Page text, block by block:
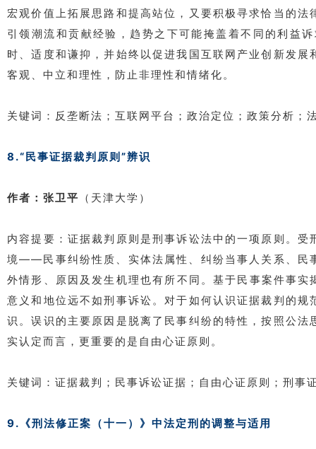
宏观价值上拓展思路和提高站位，又要积极寻求恰当的
引领潮流和贡献经验，趋势之下可能掩盖着不同的利益
时、适度和谦抑，并始终以促进我国互联网产业创新发
客观、中立和理性，防止非理性和情绪化。
关键词：反垄断法；互联网平台；政治定位；政策分析；
8.“民事证据裁判原则”辨识
作者：张卫平 （天津大学）
内容提要：证据裁判原则是刑事诉讼法中的一项原则。
境——民事纠纷性质、实体法属性、纠纷当事人关系、民
外情形、原因及发生机理也有所不同。基于民事案件事
意义和地位远不如刑事诉讼。对于如何认识证据裁判的
识。误识的主要原因是脱离了民事纠纷的特性，按照公
实认定而言，更重要的是自由心证原则。
关键词：证据裁判；民事诉讼证据；自由心证原则；刑事
9.《刑法修正案（十一）》中法定刑的调整与适用